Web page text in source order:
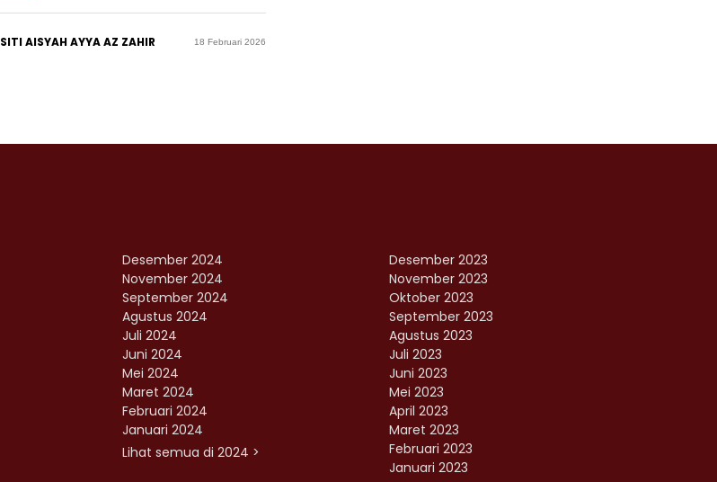
SITI AISYAH AYYA AZ ZAHIR 18 Februari 2026
Desember 2024
November 2024
September 2024
Agustus 2024
Juli 2024
Juni 2024
Mei 2024
Maret 2024
Februari 2024
Januari 2024
Lihat semua di 2024 >
Desember 2023
November 2023
Oktober 2023
September 2023
Agustus 2023
Juli 2023
Juni 2023
Mei 2023
April 2023
Maret 2023
Februari 2023
Januari 2023